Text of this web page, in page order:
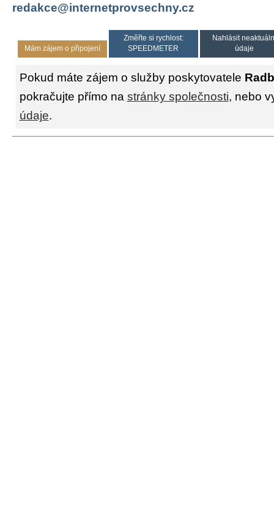
redakce@internetprovsechny.cz
Mám zájem o připojení
Změřte si rychlost:
SPEEDMETER
Nahlásit
údaje
Pokud máte zájem o služby poskytovatele
pokračujte přímo na stránky společnosti, nebo
údaje.